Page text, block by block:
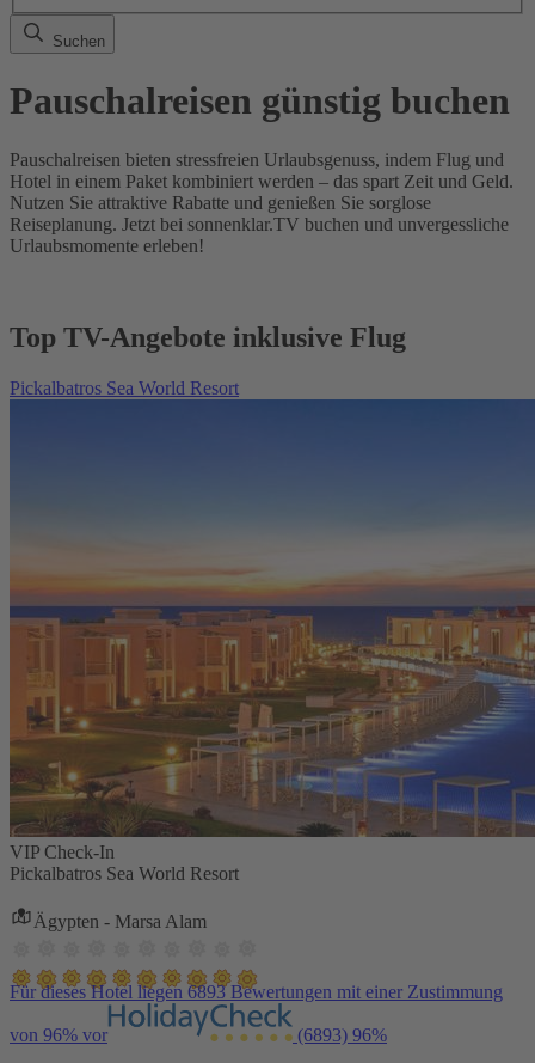
Suchen
Pauschalreisen günstig buchen
Pauschalreisen bieten stressfreien Urlaubsgenuss, indem Flug und
Hotel in einem Paket kombiniert werden – das spart Zeit und Geld.
Nutzen Sie attraktive Rabatte und genießen Sie sorglose
Reiseplanung. Jetzt bei sonnenklar.TV buchen und unvergessliche
Urlaubsmomente erleben!
Top TV-Angebote inklusive Flug
Pickalbatros Sea World Resort
VIP Check-In
Pickalbatros Sea World Resort
Ägypten - Marsa Alam
Für dieses Hotel liegen 6893 Bewertungen mit einer Zustimmung
von 96% vor (6893) 96%